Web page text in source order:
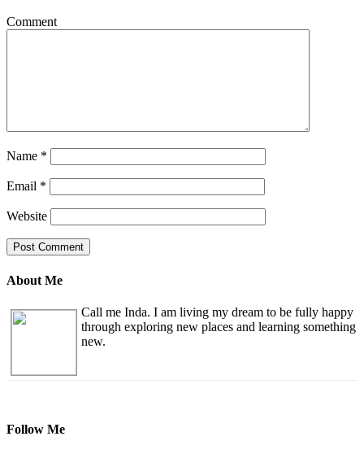
Comment
Name *
Email *
Website
About Me
Call me Inda. I am living my dream to be fully happy
through exploring new places and learning something
new.
Follow Me